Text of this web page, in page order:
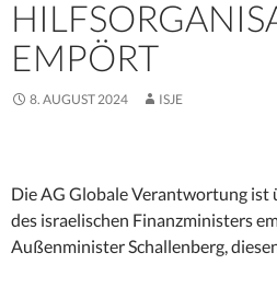
EMPÖRT
8. AUGUST 2024 ISJE
Die AG Globale Verantwortung ist
des israelischen Finanzministers
Außenminister Schallenberg,